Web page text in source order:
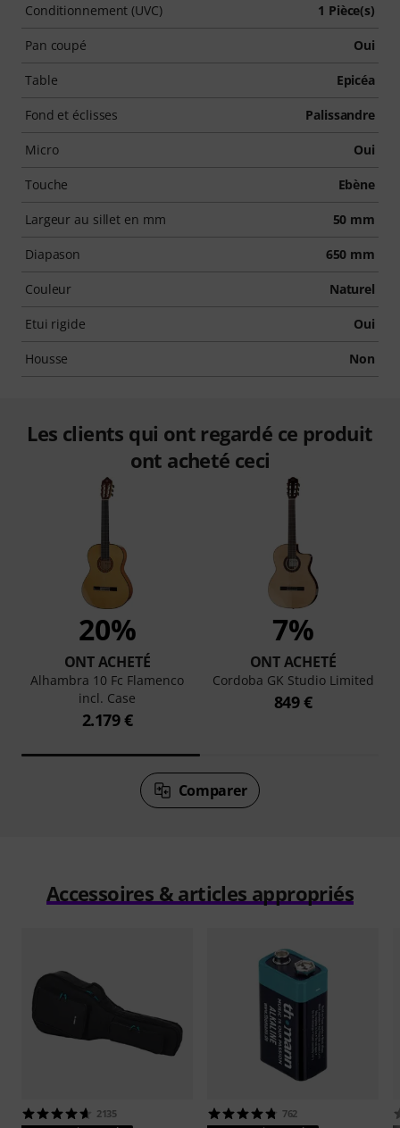
Conditionnement (UVC) 1 Pièce(s)
Pan coupé Oui
Table Epicéa
Fond et éclisses Palissandre
Micro Oui
Touche Ebène
Largeur au sillet en mm 50 mm
Diapason 650 mm
Couleur Naturel
Etui rigide Oui
Housse Non
Les clients qui ont regardé ce produit
ont acheté ceci
20%
ONT ACHETÉ
Alhambra 10 Fc Flamenco
incl. Case
2.179 €
7%
ONT ACHETÉ
Cordoba GK Studio Limited
849 €
Comparer
Accessoires & articles appropriés
2135 762